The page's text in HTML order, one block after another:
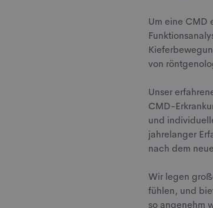
Um eine CMD
von
Unser
CMD-
und
jahrelanger
nach dem
Wir legen
fühlen, und
so angenehm